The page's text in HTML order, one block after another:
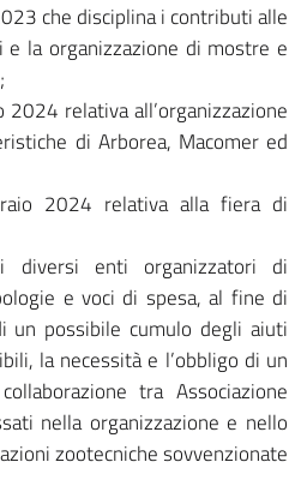
che disciplina i contributi alle
e la organizzazione di mostre e
relativa all’organizzazione
di Arborea, Macomer ed
2024 relativa alla fiera di
diversi enti organizzatori di
e voci di spesa, al fine di
un possibile cumulo degli aiuti
la necessità e l’obbligo di un
tra Associazione
nella organizzazione e nello
zootecniche sovvenzionate